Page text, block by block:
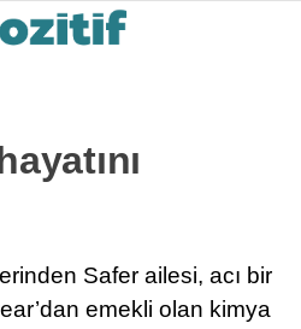
Safer ailesi, acı bir
emekli olan kimya